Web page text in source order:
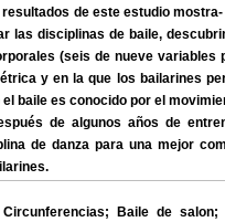
de este estudio
las disciplinas de baile,
(seis de nueve variables
y en la que los bailarines
baile es conocido por el
de algunos años de
de danza para una mejor
Baile de